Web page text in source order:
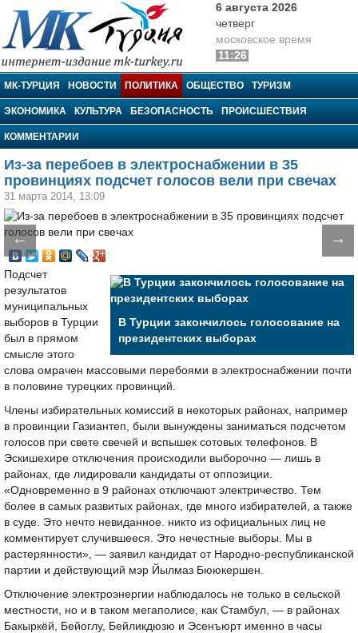
МК-Турция
6 августа 2026
четверг
московское время
11:26
МК-ТУРЦИЯ НОВОСТИ ПОЛИТИКА ОБЩЕСТВО ТУРИЗМ
ЭКОНОМИКА КУЛЬТУРА БЕЗОПАСНОСТЬ ПРОИСШЕСТВИЯ
КОММЕНТАРИИ
Из-за перебоев в электроснабжении в 35
провинциях подсчет голосов вели при свечах
31 марта 2014, 13:09
← →
В Турции закончилось голосование на
президентских выборах
Подсчет
результатов
муниципальных
выборов в Турции
был в прямом
смысле этого
слова омрачен массовыми перебоями в электроснабжении почти
в половине турецких провинций.
Члены избирательных комиссий в некоторых районах, например
в провинции Газиантеп, были вынуждены заниматься подсчетом
голосов при свете свечей и вспышек сотовых телефонов. В
Эскишехире отключения происходили выборочно — лишь в
районах, где лидировали кандидаты от оппозиции.
«Одновременно в 9 районах отключают электричество. Тем
более в самых развитых районах, где много избирателей, а также
в суде. Это нечто невиданное. никто из официальных лиц не
комментирует случившееся. Это нечестные выборы. Мы в
растерянности», — заявил кандидат от Народно-республиканской
партии и действующий мэр Йылмаз Бююкершен.
Отключение электроэнергии наблюдалось не только в сельской
местности, но и в таком мегаполисе, как Стамбул, — в районах
Бакыркёй, Бейоглу, Бейликдюзю и Эсенъюрт именно в часы